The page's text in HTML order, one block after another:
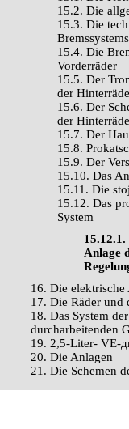
15.2. Die
15.3. Die
Bremssystems
15.4. Die
Vorderräder
15.5. Der
der
15.6. Der
der
15.7. Der
15.8.
15.9. Der
15.10. Das
15.11. Die
15.12. Das
System
Anlage
16. Die elektrische
17. Die Räder und
18. Das System
durcharbeitenden
19. 2,5-Liter- VЕ-
20. Die Anlagen
21. Die Schemen